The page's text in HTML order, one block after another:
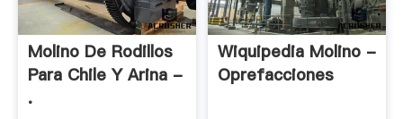
Molino De Rodillos
Para Chile Y Arina -
.
Wiquipedia Molino -
Oprefacciones